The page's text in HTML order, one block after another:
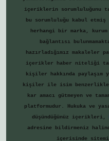
içeriklerin sorumluluğunu
bu sorumluluğu kabul
herhangi bir marka,
bağlantısı
hazırladığımız makaleler
içerikler haber niteliği
kişiler hakkında paylaşım
kişiler ile isim
kar amacı gütmeyen ve
platformudur. Hukuka ve
düşündüğünüz içerikleri,
adresine bildirmeniz
içerisinde